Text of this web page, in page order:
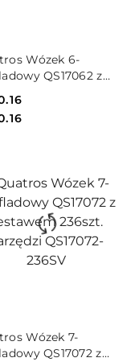
Wózek 6-
QS17062 z
QS17062-124SP
DO KOSZYKA
Wózek 7-
QS17072 z
DO KOSZYKA